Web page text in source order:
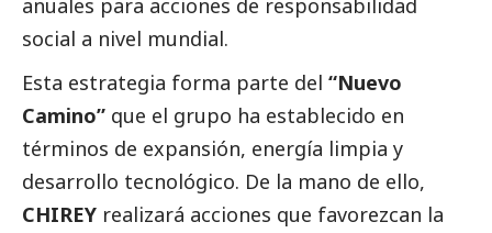
anuales para acciones de responsabilidad
social a nivel mundial.
Esta estrategia forma parte del “Nuevo
Camino” que el grupo ha establecido en
términos de expansión, energía limpia y
desarrollo tecnológico. De la mano de ello,
CHIREY realizará acciones que favorezcan la